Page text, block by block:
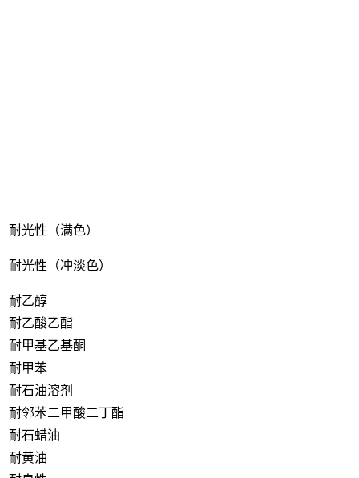
耐光性（满色）
耐光性（冲淡色）
耐乙醇
耐乙酸乙酯
耐甲基乙基酮
耐甲苯
耐石油溶剂
耐邻苯二甲酸二丁酯
耐石蜡油
耐黄油